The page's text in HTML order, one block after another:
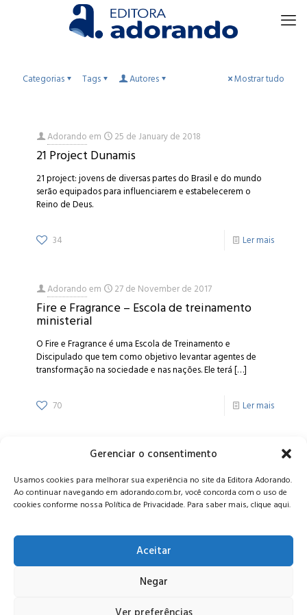
Gerenciar o consentimento
Usamos cookies para melhorar sua experiência no site da Editora Adorando.
Ao continuar navegando em adorando.com.br, você concorda com o uso de
cookies conforme nossa Política de Privacidade. Para saber mais, clique aqui.
Aceitar
Negar
Categorias Tags Autores Mostrar tudo
Adorandoem 25 de January de 2018
21 Project Dunamis
21 project: jovens de diversas partes do Brasil e do mundo
serão equipados para influenciarem e estabelecerem o
Reino de Deus.
34 Ler mais
Adorandoem 27 de November de 2017
Fire e Fragrance – Escola de treinamento
ministerial
O Fire e Fragrance é uma Escola de Treinamento e
Discipulado que tem como objetivo levantar agentes de
transformação na sociedade e nas nações. Ele terá[…]
70 Ler mais
Alameda Oscar Niemeyer, 1033 – 7º Andar - Portaria 04, Vila da
Serra - Nova Lima/MG, CEP: 34006-065 - MG
CONTATO:editora@adorando.com.br
Consulte nossapolítica de privacidade